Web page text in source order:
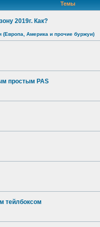
Темы
2019г. Как?
(Европа, Америка и прочие буржуи)
простым PAS
тейлбоксом